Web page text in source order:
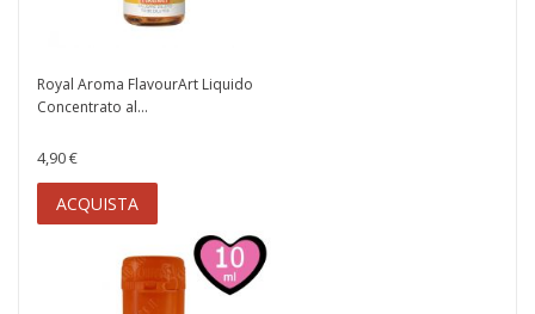
Royal Aroma FlavourArt Liquido
Concentrato al...
4,90 €
ACQUISTA